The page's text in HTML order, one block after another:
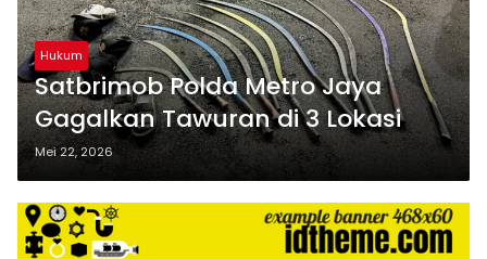
Hukum
Satbrimob Polda Metro Jaya
Gagalkan Tawuran di 3 Lokasi
Mei 22, 2026